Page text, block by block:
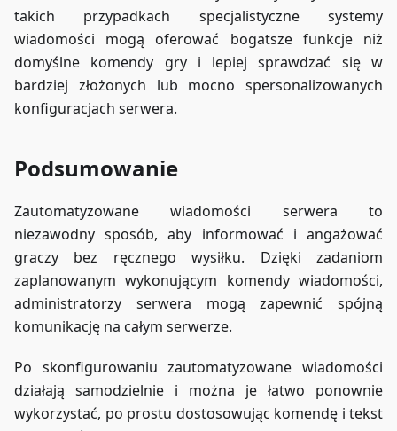
takich przypadkach specjalistyczne systemy
wiadomości mogą oferować bogatsze funkcje niż
domyślne komendy gry i lepiej sprawdzać się w
bardziej złożonych lub mocno spersonalizowanych
konfiguracjach serwera.
Podsumowanie
Zautomatyzowane wiadomości serwera to
niezawodny sposób, aby informować i angażować
graczy bez ręcznego wysiłku. Dzięki zadaniom
zaplanowanym wykonującym komendy wiadomości,
administratorzy serwera mogą zapewnić spójną
komunikację na całym serwerze.
Po skonfigurowaniu zautomatyzowane wiadomości
działają samodzielnie i można je łatwo ponownie
wykorzystać, po prostu dostosowując komendę i tekst